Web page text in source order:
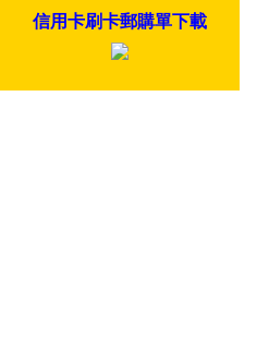
信用卡刷卡郵購單下載